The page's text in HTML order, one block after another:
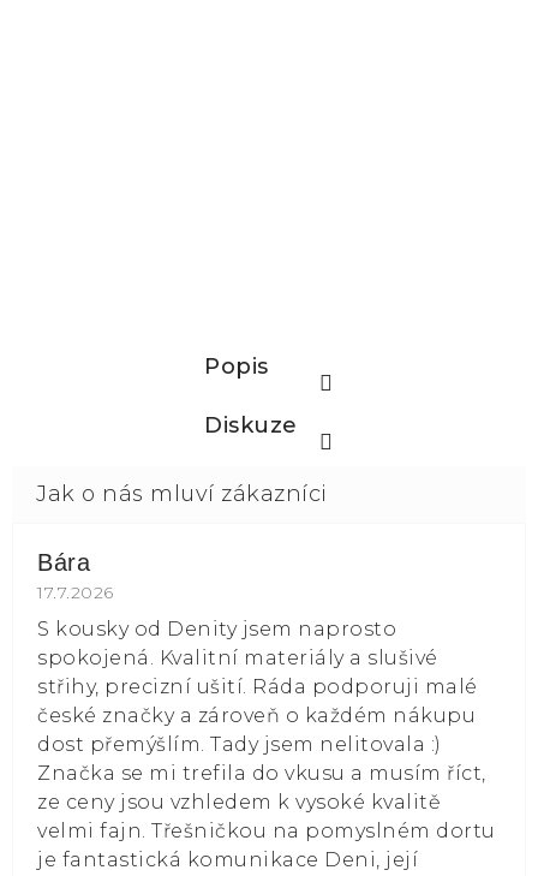
Popis
Diskuze
Bára
Hodnocení obchodu je 5 z 5 hvězdiček.
17.7.2026
S kousky od Denity jsem naprosto
spokojená. Kvalitní materiály a slušivé
střihy, precizní ušití. Ráda podporuji malé
české značky a zároveň o každém nákupu
dost přemýšlím. Tady jsem nelitovala :)
Značka se mi trefila do vkusu a musím říct,
ze ceny jsou vzhledem k vysoké kvalitě
velmi fajn. Třešničkou na pomyslném dortu
je fantastická komunikace Deni, její